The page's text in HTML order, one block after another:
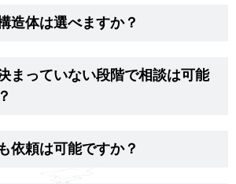
造体は選べますか？
まっていない段階で相談は可能
依頼は可能ですか？